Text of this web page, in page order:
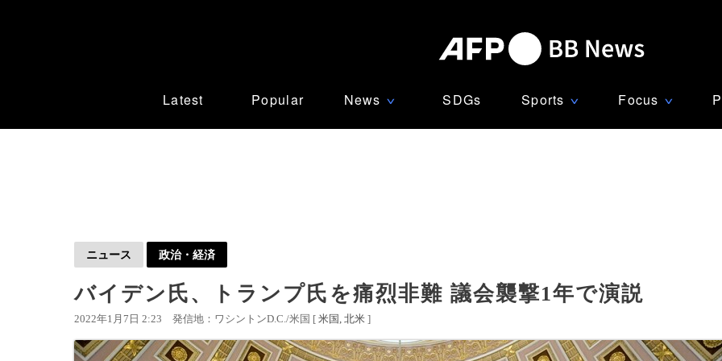
Latest Popular News ∨ SDGs Sports ∨ Focus ∨
ニュース 政治・経済
バイデン氏、トランプ氏を痛烈非難 議会襲撃1年で演説
2022年1月7日 2:23 発信地：ワシントンD.C./米国 [ 米国 北米 ]